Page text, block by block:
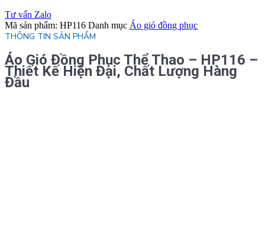
Tư vấn Zalo
Mã sản phẩm: HP116 Danh mục Áo gió đồng phục
THÔNG TIN SẢN PHẨM
Áo Gió Đồng Phục Thể Thao – HP116 –
Thiết Kế Hiện Đại, Chất Lượng Hàng
Đầu